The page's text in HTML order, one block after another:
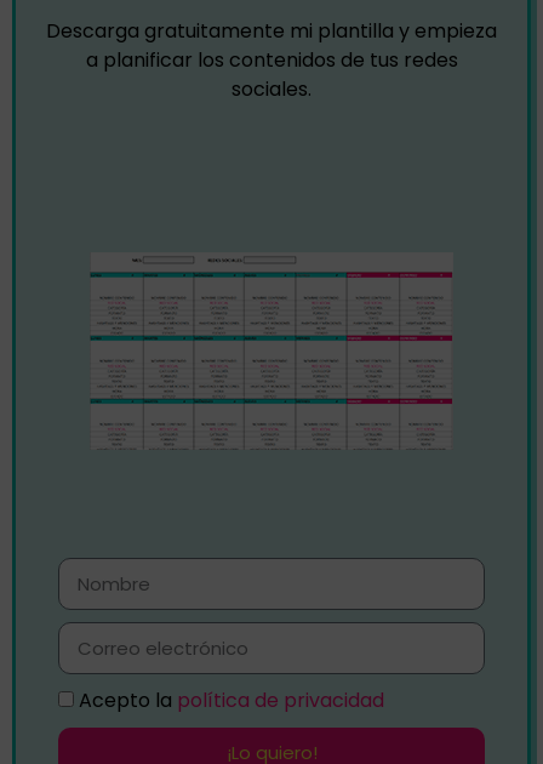
Descarga gratuitamente mi plantilla y empieza
a planificar los contenidos de tus redes
sociales.
Acepto la política de privacidad
¡Lo quiero!